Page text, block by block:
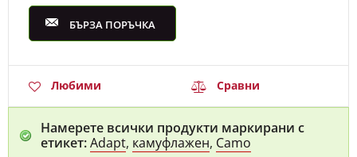
БЪРЗА ПОРЪЧКА
Любими Сравни
Намерете всички продукти маркирани с
етикет:Adapt, камуфлажен, Camo